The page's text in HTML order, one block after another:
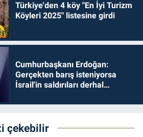
Türkiye'den 4 köy "En İyi Turizm
Köyleri 2025" listesine girdi
Cumhurbaşkanı Erdoğan:
Gerçekten barış isteniyorsa
İsrail'in saldırıları derhal
çekebilir